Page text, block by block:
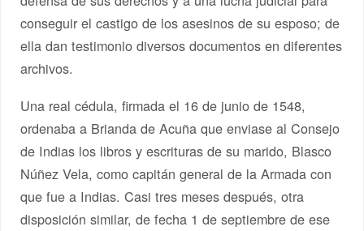
conseguir el castigo de los asesinos de su esposo; de
ella dan testimonio diversos documentos en diferentes
archivos.
Una real cédula, firmada el 16 de junio de 1548,
ordenaba a Brianda de Acuña que enviase al Consejo
de Indias los libros y escrituras de su marido, Blasco
Núñez Vela, como capitán general de la Armada con
que fue a Indias. Casi tres meses después, otra
disposición similar, de fecha 1 de septiembre de ese